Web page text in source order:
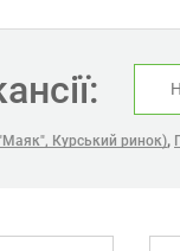
Курський ринок),